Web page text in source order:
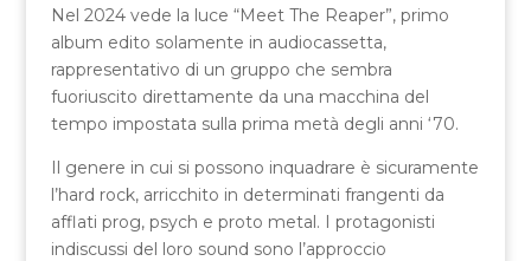
Nel 2024 vede la luce “Meet The Reaper”, primo
album edito solamente in audiocassetta,
rappresentativo di un gruppo che sembra
fuoriuscito direttamente da una macchina del
tempo impostata sulla prima metà degli anni ‘70.
Il genere in cui si possono inquadrare è sicuramente
l’hard rock, arricchito in determinati frangenti da
afflati prog, psych e proto metal. I protagonisti
indiscussi del loro sound sono l’approccio